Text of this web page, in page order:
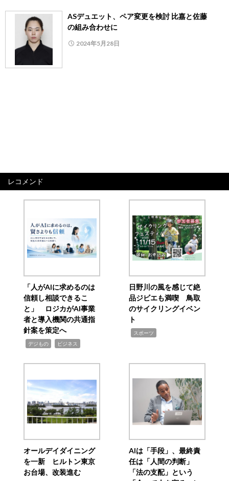
ASデュエット、ペア変更を検討 比嘉と佐藤
の組み合わせに
2024年5月28日
レコメンド
「人がAIに求めるのは
信頼し相談できるこ
と」 ロジカがAI事業
者と導入機関の共通指
針案を策定へ
デジもの ビジネス
日野川の風を感じて絶
品ジビエも満喫 鳥取
のサイクリングイベン
ト
スポーツ
オールデイダイニング
を一新 ヒルトン東京
お台場、改装進む
AIは「手段」、最終責
任は「人間の判断」
「法の支配」という